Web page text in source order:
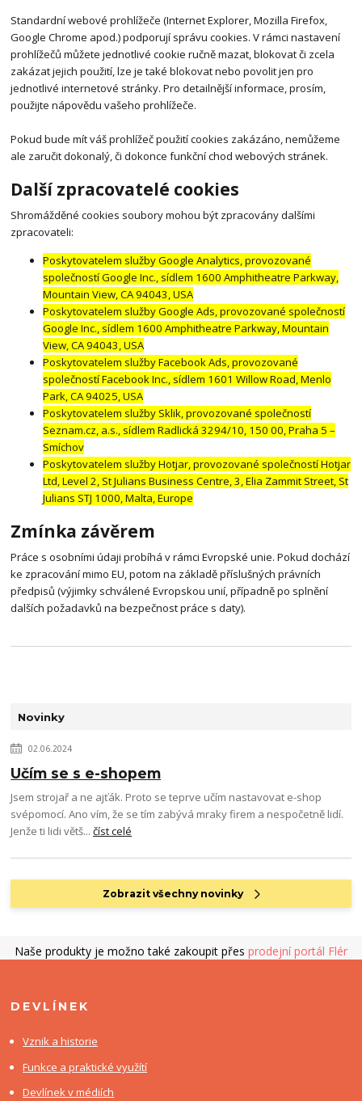
Novinky
02.06.2024
Učím se s e-shopem
Jsem strojař a ne ajťák. Proto se teprve učím nastavovat e-shop
svépomocí. Ano vím, že se tím zabývá mraky firem a nespočetně lidí.
Jenže ti lidi větš...číst celé
Zobrazit všechny novinky
Standardní webové prohlížeče (Internet Explorer, Mozilla Firefox,
Google Chrome apod.) podporují správu cookies. V rámci nastavení
prohlížečů můžete jednotlivé cookie ručně mazat, blokovat či zcela
zakázat jejich použití, lze je také blokovat nebo povolit jen pro
jednotlivé internetové stránky. Pro detailnější informace, prosím,
použijte nápovědu vašeho prohlížeče.
Pokud bude mít váš prohlížeč použití cookies zakázáno, nemůžeme
ale zaručit dokonalý, či dokonce funkční chod webových stránek.
Další zpracovatelé cookies
Shromážděné cookies soubory mohou být zpracovány dalšími
zpracovateli:
Poskytovatelem služby Google Analytics, provozované
společností Google Inc., sídlem 1600 Amphitheatre Parkway,
Mountain View, CA 94043, USA
Poskytovatelem služby Google Ads, provozované společností
Google Inc., sídlem 1600 Amphitheatre Parkway, Mountain
View, CA 94043, USA
Poskytovatelem služby Facebook Ads, provozované
společností Facebook Inc., sídlem 1601 Willow Road, Menlo
Park, CA 94025, USA
Poskytovatelem služby Sklik, provozované společností
Seznam.cz, a.s., sídlem Radlická 3294/10, 150 00, Praha 5 –
Smíchov
Poskytovatelem služby Hotjar, provozované společností Hotjar
Ltd, Level 2, St Julians Business Centre, 3, Elia Zammit Street, St
Julians STJ 1000, Malta, Europe
Zmínka závěrem
Práce s osobními údaji probíhá v rámci Evropské unie. Pokud dochází
ke zpracování mimo EU, potom na základě příslušných právních
předpisů (výjimky schválené Evropskou unií, případně po splnění
dalších požadavků na bezpečnost práce s daty).
Naše produkty je možno také zakoupit přes prodejní portál Flér
DEVLÍNEK
Vznik a historie
Funkce a praktické využítí
Devlínek v médiích